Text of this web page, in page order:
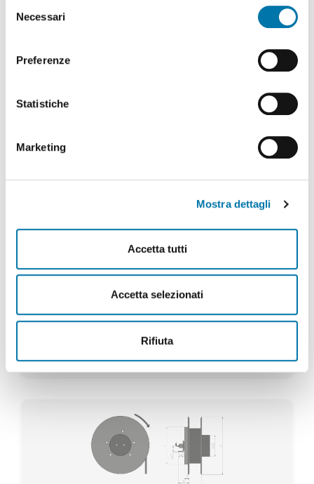
delNecessari
Preferenze
Statistiche
Marketing
Mostra dettagli
Accetta tutti
Accetta selezionati
Rifiuta
Planta Hidráulica con Enrollador